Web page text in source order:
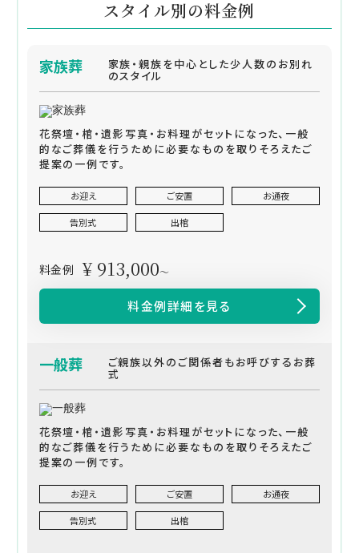
スタイル別の料金例
家族葬 家族・親族を中心とした少人数のお別れ
のスタイル
花祭壇・棺・遺影写真・お料理がセットになった、一般
的なご葬儀を行うために必要なものを取りそろえたご
提案の一例です。
お迎え ご安置 お通夜
告別式 出棺
料金例 ¥ 913,000～
料金例詳細を見る
一般葬 ご親族以外のご関係者もお呼びするお葬
式
花祭壇・棺・遺影写真・お料理がセットになった、一般
的なご葬儀を行うために必要なものを取りそろえたご
提案の一例です。
お迎え ご安置 お通夜
告別式 出棺